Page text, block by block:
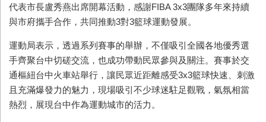
代表市長盧秀燕出席開幕活動，感謝FIBA 3x3團隊多年來持續
與市府攜手合作，共同推動3對3籃球運動發展。
運動局表示，透過系列賽事的舉辦，不僅吸引全國各地優秀選
手齊聚台中切磋交流，也成功帶動民眾參與及關注。賽事於交
通樞紐台中火車站舉行，讓民眾近距離感受3x3籃球快速、刺激
且充滿爆發力的魅力，現場吸引不少球迷駐足觀戰，氣氛相當
熱烈，展現台中作為運動城市的活力。